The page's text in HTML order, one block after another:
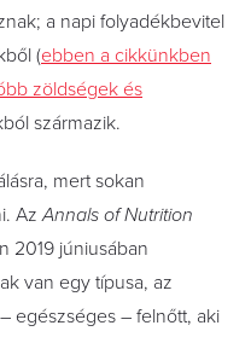
a napi folyadékbevitel
(ebben a cikkünkben
zöldségek és
származik.
mert sokan
AzAnnals of Nutrition
2019 júniusában
van egy típusa, az
egészséges – felnőtt, aki